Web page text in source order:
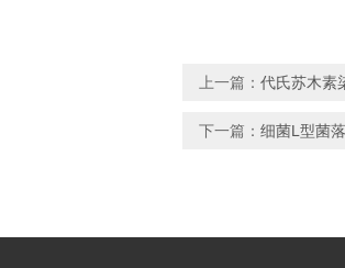
上一篇： 代氏苏木素
下一篇： 细菌L型菌